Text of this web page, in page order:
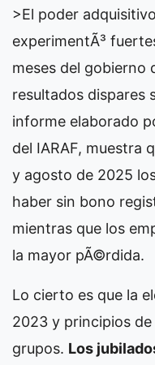
>El poder
experimentÃ³
meses del gobierno
resultados dispares
informe elaborado
del IARAF, muestra
y agosto de 2025
haber sin bono
mientras que los
la mayor pÃ©rdida.
Lo cierto es que la
2023 y principios
grupos. Los